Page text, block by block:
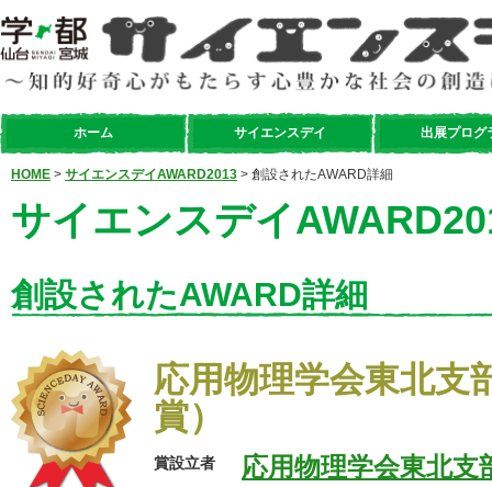
ホーム サイエンスデイ 出展プログ
HOME > サイエンスデイAWARD2013 > 創設されたAWARD詳細
サイエンスデイ
創設されたAWARD詳細
応用物理学会東北支
賞）
賞設立者 応用物理学会東北